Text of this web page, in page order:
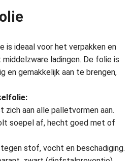
is ideaal voor het verpakken en
ladingen. De folie is
en gemakkelijk aan te brengen,
zich aan alle palletvormen aan.
soepel af, hecht goed met of
stof, vocht en beschadiging.